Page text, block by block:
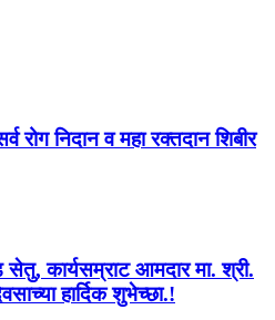
रोग निदान व महा रक्तदान शिबीर
सेतु, कार्यसम्राट आमदार मा. श्री.
हार्दिक शुभेच्छा.!